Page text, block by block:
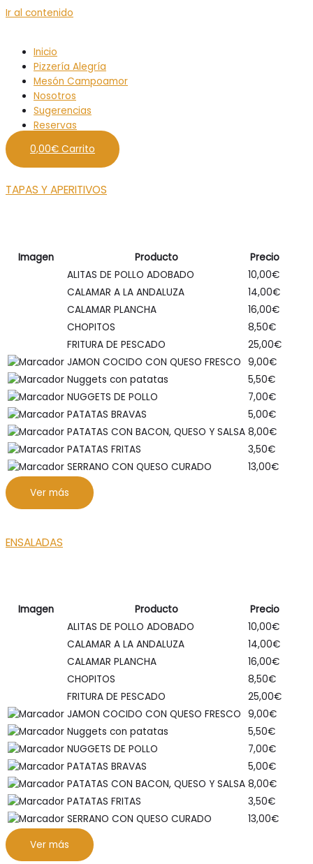
Ir al contenido
Inicio
Pizzería Alegría
Mesón Campoamor
Nosotros
Sugerencias
Reservas
0,00€ Carrito
TAPAS Y APERITIVOS
Imagen Producto
Precio
ALITAS DE POLLO ADOBADO
10,00€
CALAMAR A LA ANDALUZA
14,00€
CALAMAR PLANCHA
16,00€
CHOPITOS
8,50€
FRITURA DE PESCADO
25,00€
JAMON COCIDO CON QUESO FRESCO 9,00€
Nuggets con patatas
5,50€
NUGGETS DE POLLO
7,00€
PATATAS BRAVAS
5,00€
PATATAS CON BACON, QUESO Y SALSA 8,00€
PATATAS FRITAS
3,50€
SERRANO CON QUESO CURADO
13,00€
Ver más
ENSALADAS
Imagen Producto
Precio
ALITAS DE POLLO ADOBADO
10,00€
CALAMAR A LA ANDALUZA
14,00€
CALAMAR PLANCHA
16,00€
CHOPITOS
8,50€
FRITURA DE PESCADO
25,00€
JAMON COCIDO CON QUESO FRESCO 9,00€
Nuggets con patatas
5,50€
NUGGETS DE POLLO
7,00€
PATATAS BRAVAS
5,00€
PATATAS CON BACON, QUESO Y SALSA 8,00€
PATATAS FRITAS
3,50€
SERRANO CON QUESO CURADO
13,00€
Ver más